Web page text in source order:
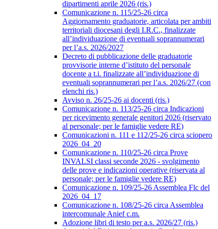
dipartimenti aprile 2026 (ris.)
Comunicazione n. 115/25-26 circa
Aggiornamento graduatorie, articolata per ambiti
territoriali diocesani degli I.R.C., finalizzate
all’individuazione di eventuali soprannumerari
per l’a.s. 2026/2027
Decreto di pubblicazione delle graduatorie
provvisorie interne d’istituto del personale
docente a t.i. finalizzate all’individuazione di
eventuali soprannumerari per l’a.s. 2026/27 (con
elenchi ris.)
Avviso n. 26/25-26 ai docenti (ris.)
Comunicazione n. 113/25-26 circa Indicazioni
per ricevimento generale genitori 2026 (riservato
al personale; per le famiglie vedere RE)
Comunicazioni n. 111 e 112/25-26 circa sciopero
2026_04_20
Comunicazione n. 110/25-26 circa Prove
INVALSI classi seconde 2026 - svolgimento
delle prove e indicazioni operative (riservata al
personale; per le famiglie vedere RE)
Comunicazione n. 109/25-26 Assemblea Flc del
2026_04_17
Comunicazione n. 108/25-26 circa Assemblea
intercomunale Anief c.m.
Adozione libri di testo per a.s. 2026/27 (ris.)